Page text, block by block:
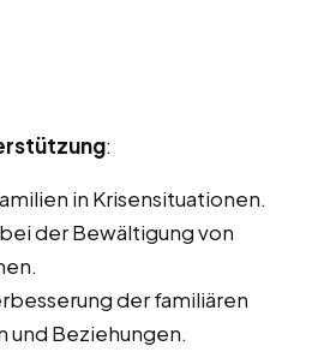
:
in Krisensituationen.
der Bewältigung von
der familiären
und Beziehungen.